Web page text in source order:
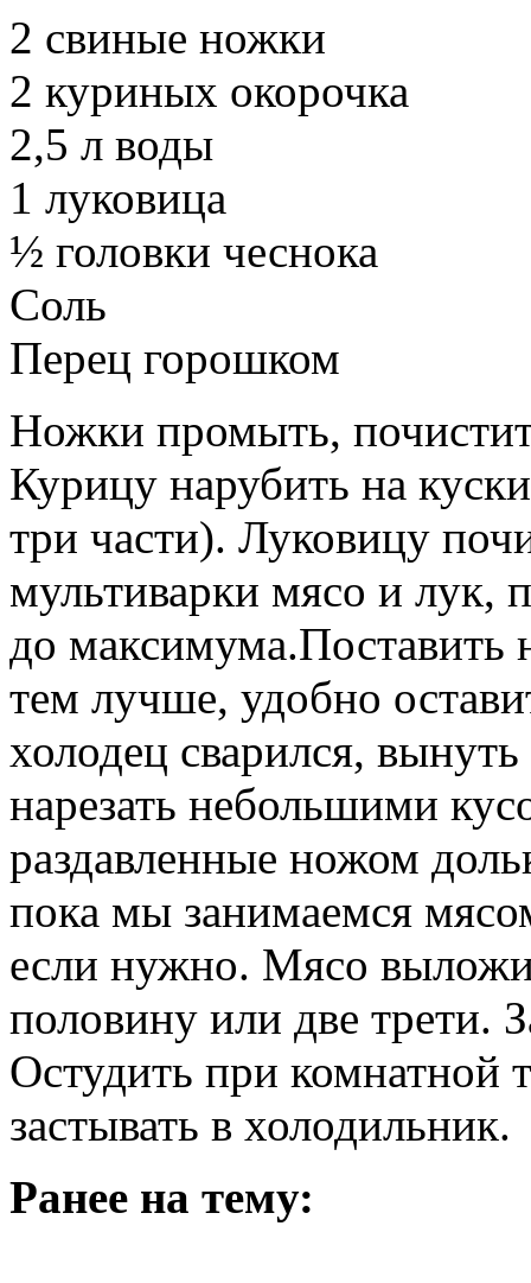
2 свиные ножки
2 куриных окорочка
2,5 л воды
1 луковица
½ головки чеснока
Соль
Перец горошком
Ножки промыть,
Курицу нарубить на
три части). Луковицу
мультиварки мясо и лук,
до
тем лучше, удобно
холодец сварился,
нарезать небольшими
раздавленные ножом
пока мы занимаемся
если нужно. Мясо
половину или две трети.
Остудить при комнатной
застывать в холодильник.
Ранее на тему: